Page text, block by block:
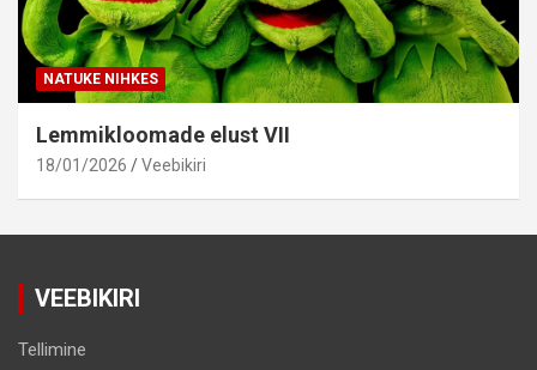
NATUKE NIHKES
Lemmikloomade elust VII
18/01/2026 Veebikiri
VEEBIKIRI
Tellimine